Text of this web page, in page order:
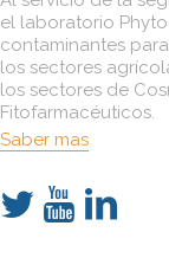
el laboratorio
contaminantes
los sectores
los sectores de
Fitofarmacéuticos.
Saber mas